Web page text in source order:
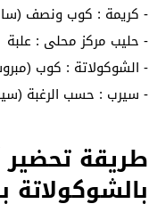
- كريمة : كوب ونصف
- حليب مركز محلى : علبة
- الشوكولاتة : كوب
- سيرب : حسب الرغبة
طريقة تحضير
بالشوكولاتة